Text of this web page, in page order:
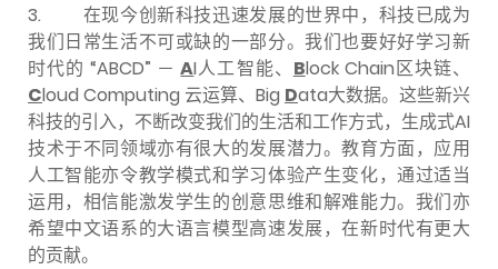
3. 在现今创新科技迅速发展的世界中，科技已成为
我们日常生活不可或缺的一部分。我们也要好好学习新
时代的 “ABCD” －AI人工智能、 Block Chain区块链、
Cloud Computing 云运算、Big Data大数据。这些新兴
科技的引入，不断改变我们的生活和工作方式，生成式AI
技术于不同领域亦有很大的发展潜力。教育方面，应用
人工智能亦令教学模式和学习体验产生变化，通过适当
运用，相信能激发学生的创意思维和解难能力。我们亦
希望中文语系的大语言模型高速发展，在新时代有更大
的贡献。